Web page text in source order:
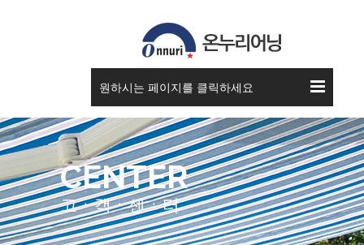
원하시는 페이지를 클릭하세요
CENTER
고ㆍ객ㆍ센ㆍ터